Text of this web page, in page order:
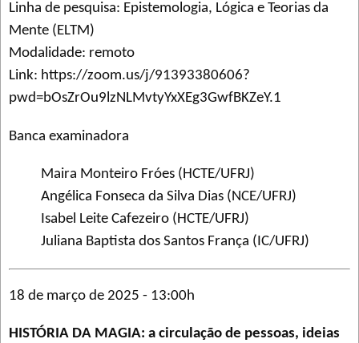
Linha de pesquisa: Epistemologia, Lógica e Teorias da
Mente (ELTM)
Modalidade: remoto
Link: https://zoom.us/j/91393380606?
pwd=bOsZrOu9lzNLMvtyYxXEg3GwfBKZeY.1
Banca examinadora
Maira Monteiro Fróes (HCTE/UFRJ)
Angélica Fonseca da Silva Dias (NCE/UFRJ)
Isabel Leite Cafezeiro (HCTE/UFRJ)
Juliana Baptista dos Santos França (IC/UFRJ)
18 de março de 2025 - 13:00h
HISTÓRIA DA MAGIA: a circulação de pessoas, ideias